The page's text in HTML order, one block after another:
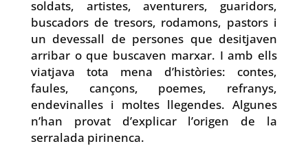
soldats, artistes, aventurers, guaridors,
buscadors de tresors, rodamons, pastors i
un devessall de persones que desitjaven
arribar o que buscaven marxar. I amb ells
viatjava tota mena d’històries: contes,
faules, cançons, poemes, refranys,
endevinalles i moltes llegendes. Algunes
n’han provat d’explicar l’origen de la
serralada pirinenca.